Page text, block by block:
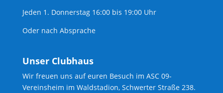
Jeden 1. Donnerstag 16:00 bis 19:00 Uhr
Oder nach Absprache
Unser Clubhaus
Wir freuen uns auf euren Besuch im ASC 09-
Vereinsheim im Waldstadion, Schwerter Straße 238.